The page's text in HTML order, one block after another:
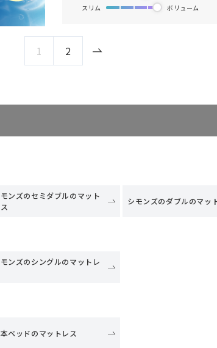
スリム
ボリューム
1 2
ンズのセミダブルのマット
シモンズのダブルのマッ
ンズのシングルのマットレ
ベッドのマットレス